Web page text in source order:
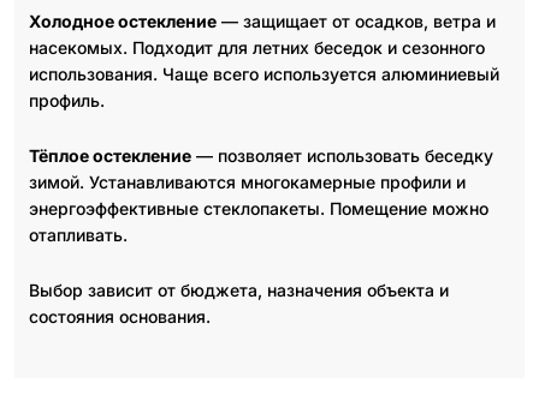
Холодное остекление — защищает от осадков, ветра и
насекомых. Подходит для летних беседок и сезонного
использования. Чаще всего используется алюминиевый
профиль.
Тёплое остекление — позволяет использовать беседку
зимой. Устанавливаются многокамерные профили и
энергоэффективные стеклопакеты. Помещение можно
отапливать.
Выбор зависит от бюджета, назначения объекта и
состояния основания.